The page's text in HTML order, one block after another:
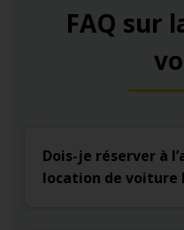
FAQ sur
Dois-je réserver à
location de voiture